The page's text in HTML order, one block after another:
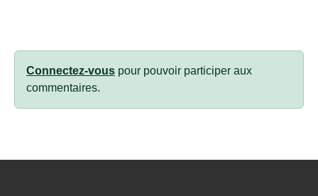
Connectez-vous pour pouvoir participer aux
commentaires.